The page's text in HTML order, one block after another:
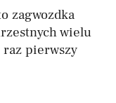
zagwozdka
wielu
raz pierwszy